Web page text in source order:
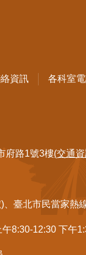
資訊 各科室
府路1號3樓(交通
、臺北市民當家熱
8:30-12:30 下午